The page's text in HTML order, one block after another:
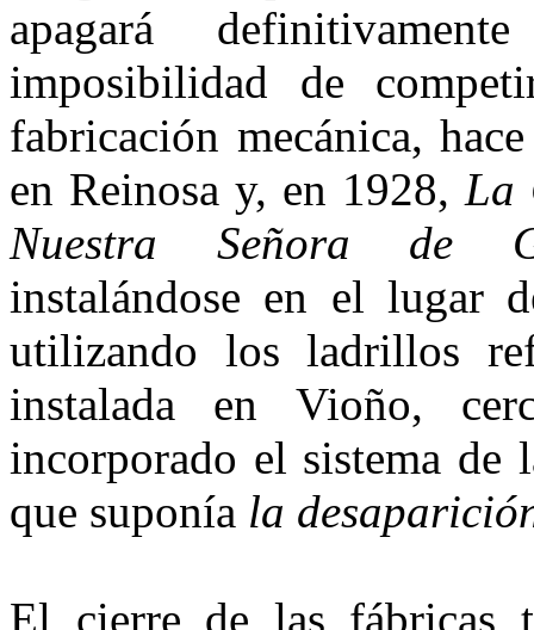
apagará
imposibilidad de
fabricación mecánica,
en Reinosa y, en 1928, La
Nuestra Señora de
instalándose en el lugar
utilizando los ladrillos
instalada en Vioño,
incorporado el sistema
que suponía la
El cierre de las fábricas